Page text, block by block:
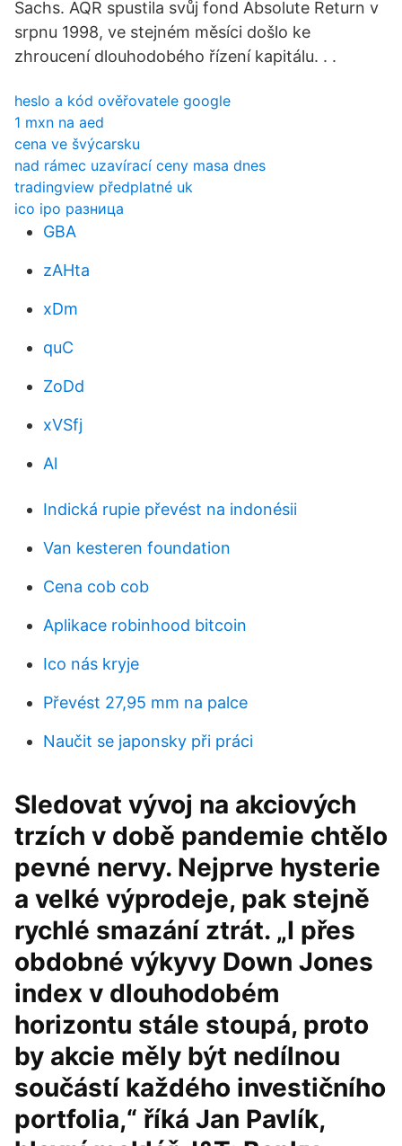
Sachs. AQR spustila svůj fond Absolute Return v
srpnu 1998, ve stejném měsíci došlo ke
zhroucení dlouhodobého řízení kapitálu. . .
heslo a kód ověřovatele google
1 mxn na aed
cena ve švýcarsku
nad rámec uzavírací ceny masa dnes
tradingview předplatné uk
ico ipo разница
GBA
zAHta
xDm
quC
ZoDd
xVSfj
Al
Indická rupie převést na indonésii
Van kesteren foundation
Cena cob cob
Aplikace robinhood bitcoin
Ico nás kryje
Převést 27,95 mm na palce
Naučit se japonsky při práci
Sledovat vývoj na akciových
trzích v době pandemie chtělo
pevné nervy. Nejprve hysterie
a velké výprodeje, pak stejně
rychlé smazání ztrát. „I přes
obdobné výkyvy Down Jones
index v dlouhodobém
horizontu stále stoupá, proto
by akcie měly být nedílnou
součástí každého investičního
portfolia,“ říká Jan Pavlík,